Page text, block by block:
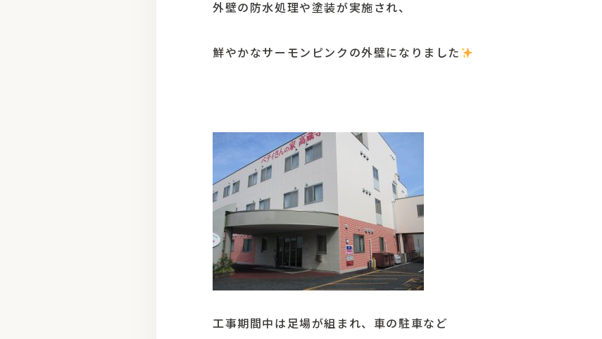
外壁の防水処理や塗装が実施され、
鮮やかなサーモンピンクの外壁になりました
工事期間中は足場が組まれ、車の駐車など